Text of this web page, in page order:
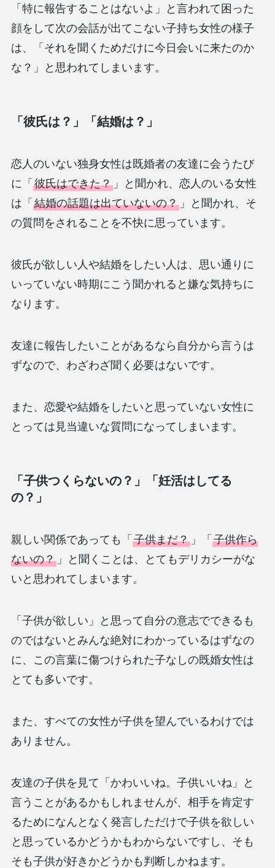
「特に報告することはないよ」と言われて困った
顔をして次の会話が出てこない子持ち女性の様子
は、「それを聞くためだけに今日会いに来たのか
な？」と思われてしまいます。
「彼氏は？」「結婚は？」
恋人のいない独身女性は既婚者の友達に会うたび
に「 彼氏はできた？」と聞かれ、恋人のいる女性
は「 結婚の話題は出ていないの？」と聞かれ、そ
の質問をされることを不快に思っています。
彼氏が欲しい人や結婚をしたい人は、思い通りに
いっていない時期にこう聞かれると嫌な気持ちに
なります。
友達に報告したいことがあるなら自分から言うは
ずなので、わざわざ聞く必要はないです。
また、恋愛や結婚をしたいと思っていない女性に
とっては見当違いな質問になってしまいます。
「子供つくらないの？」「妊活はしてる
の？」
親しい関係であっても「 子供まだ？」「 子供作ら
ないの？」と聞くことは、とてもデリカシーがな
いと思われてしまいます。
「子供が欲しい」と思って自分の意志でできるも
のではないとみんな絶対にわかっているはずなの
に、この言葉に傷つけられた子なしの既婚女性は
とても多いです。
また、すべての女性が子供を望んでいるわけでは
ありません。
友達の子供を見て「かわいいね。子供いいね」と
言うことがあるかもしれませんが、相手を肯定す
るためになんとなく発言しただけで子供を欲しい
と思っているかどうかもわからないですし、そも
そも子供が好きかどうかも判断しかねます。